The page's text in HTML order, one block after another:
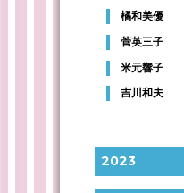
橘和美優
菅英三子
米元響子
吉川和夫
2023